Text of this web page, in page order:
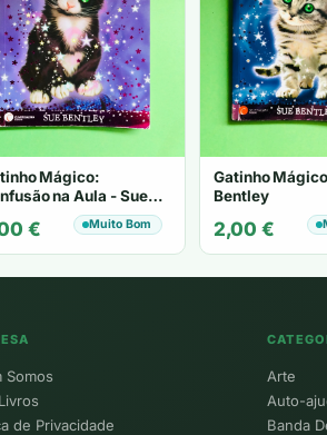
Mágico:
na Aula - Sue
€ Muito Bom
Gatinho
Bentley
2,00 €
Somos
de Privacidade
Arte
Auto-
Banda